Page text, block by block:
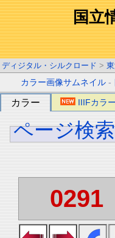
国立
ディジタル・シルクロード >
カラー画像サムネイル -
カラー IIIFカラ
ページ検索
0291